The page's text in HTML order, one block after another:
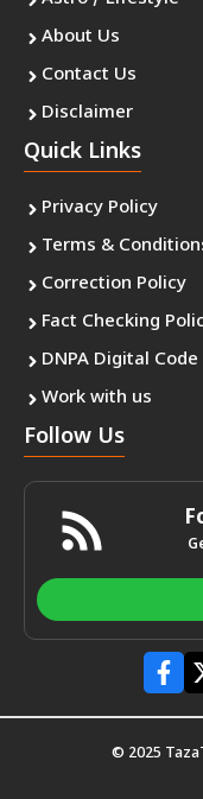
About Us
Contact Us
Disclaimer
Quick Links
Privacy Policy
Terms &
Correction Policy
Fact Checking
DNPA Digital
Work with us
Follow Us
© 2025